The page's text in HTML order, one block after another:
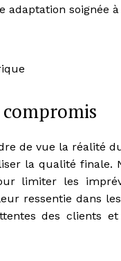
adaptation soignée
de vue la réalité
la qualité finale.
limiter les
ressentie dans
des clients